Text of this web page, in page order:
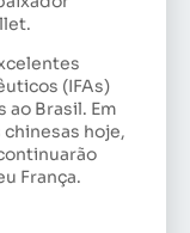
(IFAs)
ao Brasil. Em
hoje,
França.